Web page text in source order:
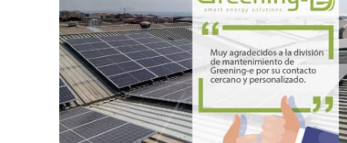
«Muy agradecidos a la
división de
mantenimiento de
Greening-e»